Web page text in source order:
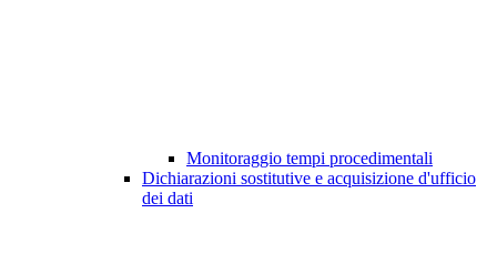
Monitoraggio tempi procedimentali
Dichiarazioni sostitutive e acquisizione d'ufficio
dei dati